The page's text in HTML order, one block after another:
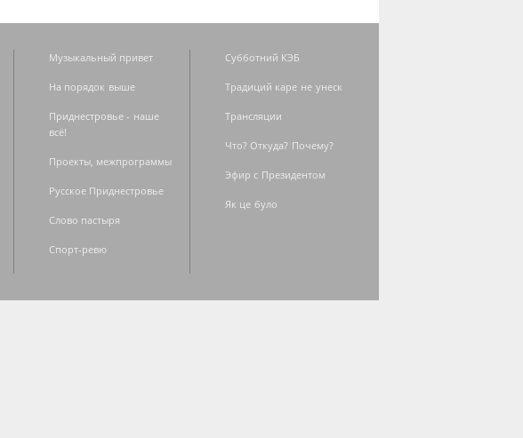
Музыкальный привет
На порядок выше
Приднестровье - наше
всё!
Проекты, межпрограммы
Русское Приднестровье
Слово пастыря
Спорт-ревю
Субботний КЭБ
Традиций каре не унеск
Трансляции
Что? Откуда? Почему?
Эфир с Президентом
Як це було